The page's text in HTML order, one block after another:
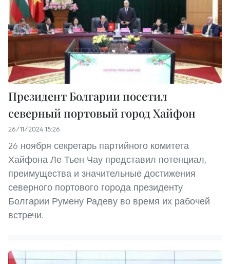
Президент Болгарии посетил
северный портовый город Хайфон
26/11/2024 15:26
26 ноября секретарь партийного комитета
Хайфона Ле Тьен Чау представил потенциал,
преимущества и значительные достижения
северного портового города президенту
Болгарии Румену Радеву во время их рабочей
встречи.